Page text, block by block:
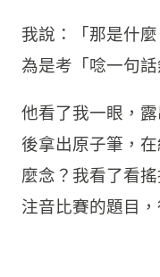
我說：「那是什
為是考「唸一句
他看了我一眼，
後拿出原子筆，
麼念？我看了看
注音比賽的題目，